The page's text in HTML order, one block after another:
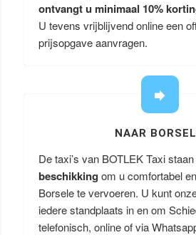
ontvangt u minimaal 10%
U tevens vrijblijvend online een
prijsopgave aanvragen.
NAAR
De taxi’s van BOTLEK Taxi staan
beschikking om u comfortabel
Borsele te vervoeren. U kunt
iedere standplaats in en om
telefonisch, online of via